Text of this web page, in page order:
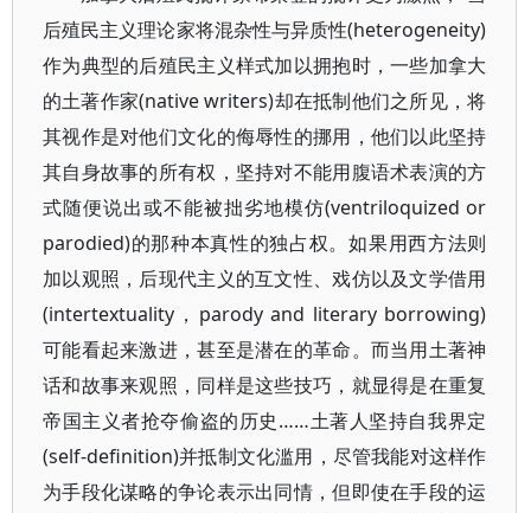
后殖民主义理论家将混杂性与异质性(heterogeneity)
作为典型的后殖民主义样式加以拥抱时，一些加拿大
的土著作家(native writers)却在抵制他们之所见，将
其视作是对他们文化的侮辱性的挪用，他们以此坚持
其自身故事的所有权，坚持对不能用腹语术表演的方
式随便说出或不能被拙劣地模仿(ventriloquized or
parodied)的那种本真性的独占权。如果用西方法则
加以观照，后现代主义的互文性、戏仿以及文学借用
(intertextuality，parody and literary borrowing)
可能看起来激进，甚至是潜在的革命。而当用土著神
话和故事来观照，同样是这些技巧，就显得是在重复
帝国主义者抢夺偷盗的历史……土著人坚持自我界定
(self-definition)并抵制文化滥用，尽管我能对这样作
为手段化谋略的争论表示出同情，但即使在手段的运